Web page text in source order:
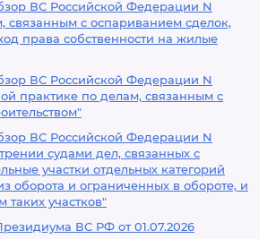
ВС Российской Федерации N
связанным с оспариванием сделок,
права собственности на жилые
ВС Российской Федерации N
практике по делам, связанным с
ВС Российской Федерации N
судами дел, связанных с
участки отдельных категорий
оборота и ограниченных в обороте, и
таких участков"
ВС РФ от 01.07.2026